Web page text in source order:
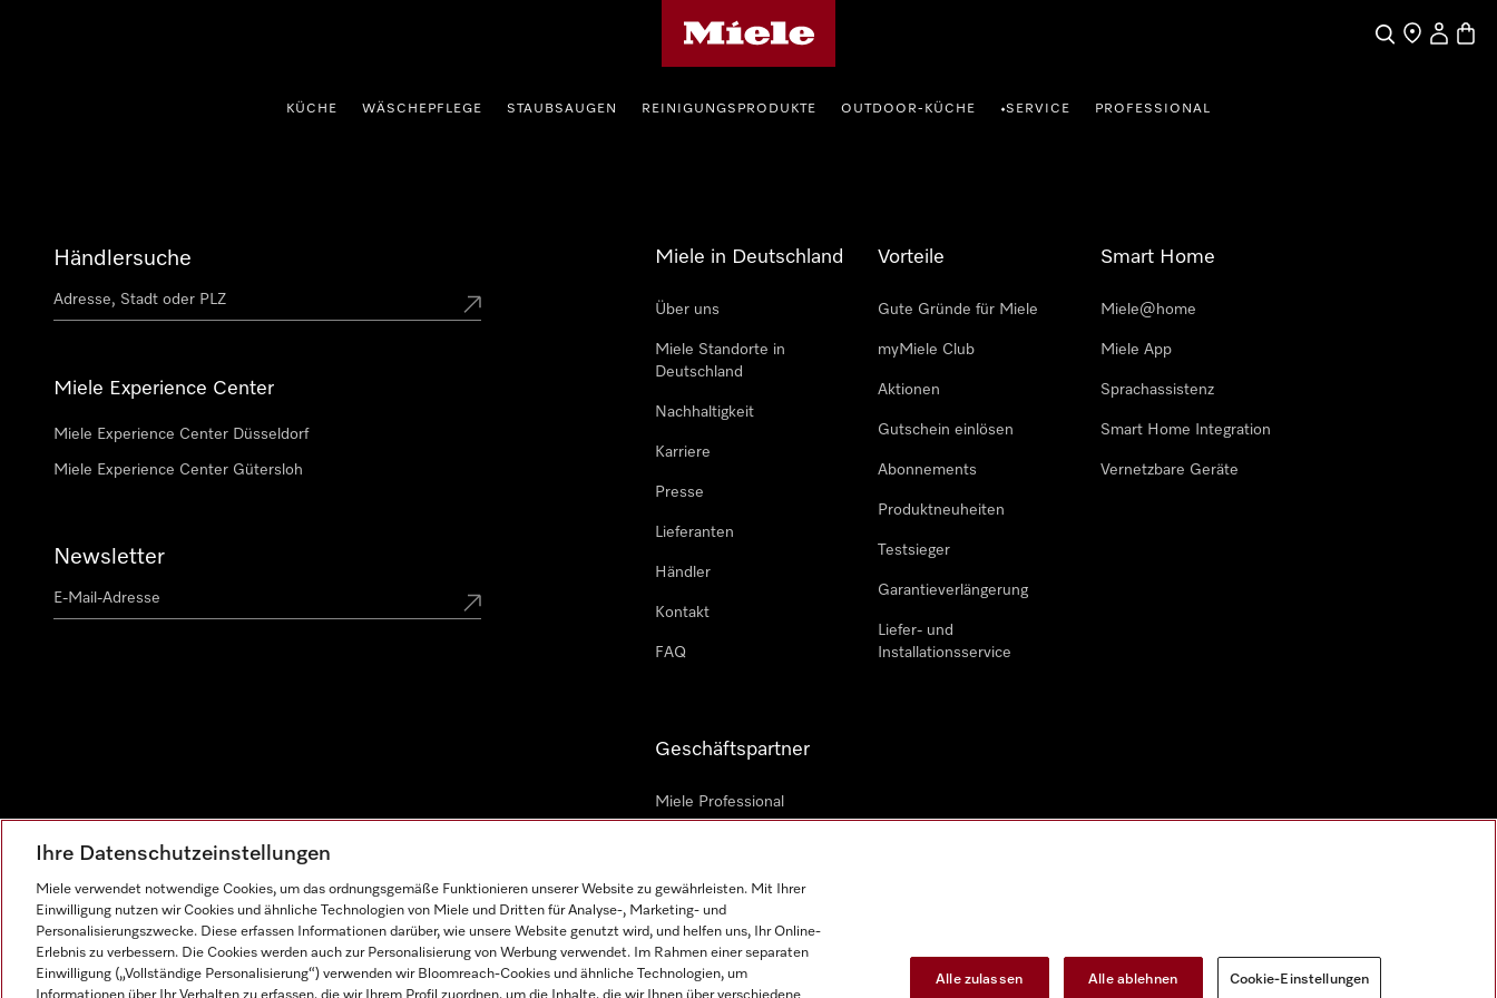
SucheHändler
Mein
KÜCHE WÄSCHEPFLEGE STAUBSAUGEN REINIGUNGSPRODUKTE OUTDOOR-KÜCHE •SERVICE PROFESSIONAL
Händlersuche
Miele Experience Center
Miele Experience Center Düsseldorf
Miele Experience Center Gütersloh
Newsletter
Miele in Deutschland
Über uns
Miele Standorte in
Deutschland
Nachhaltigkeit
Karriere
Presse
Lieferanten
Händler
Kontakt
FAQ
Vorteile
Gute Gründe für Miele
myMiele Club
Aktionen
Gutschein einlösen
Abonnements
Produktneuheiten
Testsieger
Garantieverlängerung
Liefer- und
Installationsservice
Smart Home
Miele@home
Miele App
Sprachassistenz
Smart Home Integration
Vernetzbare Geräte
Geschäftspartner
Miele Professional
Miele Marine
Architekten und Bauträger
Ihre Datenschutzeinstellungen
Miele verwendet notwendige Cookies, um das ordnungsgemäße Funktionieren unserer Website zu gewährleisten. Mit Ihrer
Einwilligung nutzen wir Cookies und ähnliche Technologien von Miele und Dritten für Analyse-, Marketing- und
Personalisierungszwecke. Diese erfassen Informationen darüber, wie unsere Website genutzt wird, und helfen uns, Ihr Online-
Erlebnis zu verbessern. Die Cookies werden auch zur Personalisierung von Werbung verwendet. Im Rahmen einer separaten
Einwilligung („Vollständige Personalisierung“) verwenden wir Bloomreach-Cookies und ähnliche Technologien, um
Alle zulassen Alle ablehnen Cookie-Einstellungen